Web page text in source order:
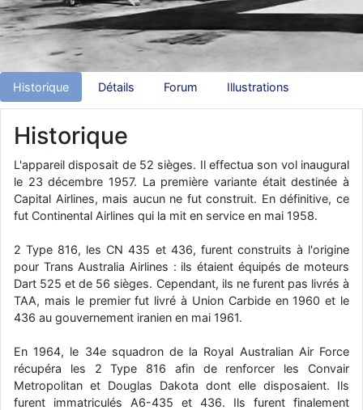
d9pouces: Joyeux Noël à tous !
d9pouces
: mais tu peux tenter l'un des rares lycées militaires
comme le Prytanée dans la Sarthe, ça ne peut pas faire de mal !
d9pouces: C'est plutôt après le lycée, voire après une prépa
scientifique, tu as donc encore un peu de temps devant toi
yaellerigolow: bonjour a tous je suis un élève de première
passionnée par l'aviation militaire , pourrais je savoir que faire après
le lycée pour s'orienter et pouvoir devenir officier de l'armée de l'air?
d9pouces: lesquels, par exemple ?
mahmoud
: bonsoir, très instructif ce site .mais nous aimerions avoir
les photo des anciens appareils de l'armée de l'air de la haute -volta
d9pouces: Ça me casse quand même bien les pieds, j’avoue
jericho : Pour moi tout est à nouveau OK dirait-on… Merci à toi.
d9pouces: En espérant n’avoir coupé les accessoires de personne
au passage !
un peu mieux
d9pouces: cette fois, c'est le Brésil et Singapour qui mettent le site
par terre
Historique Détails Forum Illustrations
Historique
L'appareil disposait de 52 sièges. Il effectua son vol inaugural
le 23 décembre 1957. La première variante était destinée à
Capital Airlines, mais aucun ne fut construit. En définitive, ce
fut Continental Airlines qui la mit en service en mai 1958.
2 Type 816, les CN 435 et 436, furent construits à l'origine
pour Trans Australia Airlines : ils étaient équipés de moteurs
Dart 525 et de 56 sièges. Cependant, ils ne furent pas livrés à
TAA, mais le premier fut livré à Union Carbide en 1960 et le
436 au gouvernement iranien en mai 1961.
En 1964, le 34e squadron de la Royal Australian Air Force
récupéra les 2 Type 816 afin de renforcer les Convair
Metropolitan et Douglas Dakota dont elle disposaient. Ils
furent immatriculés A6-435 et 436. Ils furent finalement